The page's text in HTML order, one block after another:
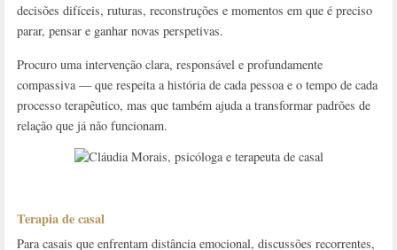
decisões difíceis, ruturas, reconstruções e momentos em que é preciso
parar, pensar e ganhar novas perspetivas.
Procuro uma intervenção clara, responsável e profundamente
compassiva — que respeita a história de cada pessoa e o tempo de cada
processo terapêutico, mas que também ajuda a transformar padrões de
relação que já não funcionam.
Terapia de casal
Para casais que enfrentam distância emocional, discussões recorrentes,